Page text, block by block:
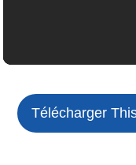
Télécharger